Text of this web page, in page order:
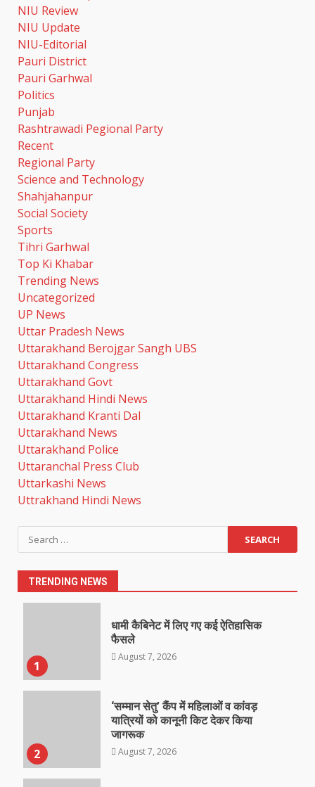
NIU Review
NIU Update
NIU-Editorial
Pauri District
Pauri Garhwal
Politics
Punjab
Rashtrawadi Pegional Party
Recent
Regional Party
Science and Technology
Shahjahanpur
Social Society
Sports
Tihri Garhwal
Top Ki Khabar
Trending News
Uncategorized
UP News
Uttar Pradesh News
Uttarakhand Berojgar Sangh UBS
Uttarakhand Congress
Uttarakhand Govt
Uttarakhand Hindi News
Uttarakhand Kranti Dal
Uttarakhand News
Uttarakhand Police
Uttaranchal Press Club
Uttarkashi News
Uttrakhand Hindi News
Search
for:
TRENDING NEWS
1
धामी कैबिनेट में लिए गए कई ऐतिहासिक
फैसले
August 7, 2026
2
‘सम्मान सेतु’ कैंप में महिलाओं व कांवड़
यात्रियों को कानूनी किट देकर किया
जागरूक
August 7, 2026